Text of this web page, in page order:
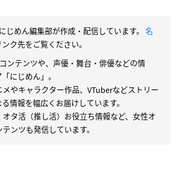
じめん編集部が作成・配信しています。 名
ク先をご覧ください。
ンテンツや、声優・舞台・俳優などの情
にじめん」。
やキャラクター作品、VTuberなどストリー
情報を幅広くお届けしています。
タ活（推し活）お役立ち情報など、女性オ
ンツも発信しています。